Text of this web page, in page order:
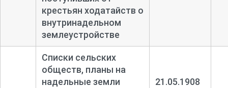
крестьян ходатайств о
внутринадельном
землеустройстве
Списки сельских
обществ, планы на
надельные земли
21.05.1908